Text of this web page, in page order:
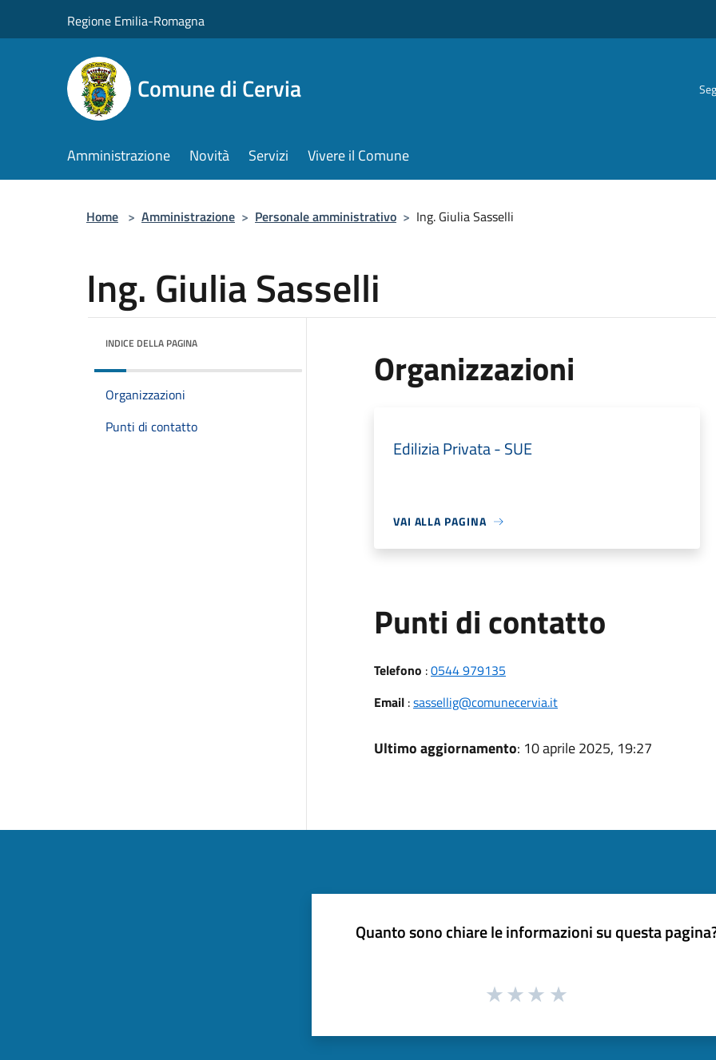
Regione Emilia-Romagna
Comune di Cervia
Amministrazione Novità Servizi Vivere il Comune
Home > Amministrazione > Personale amministrativo > Ing. Giulia Sasselli
Ing. Giulia Sasselli
INDICE DELLA PAGINA
Organizzazioni
Punti di contatto
Organizzazioni
Edilizia Privata - SUE
VAI ALLA PAGINA
Punti di contatto
Telefono :0544 979135
Email:sassellig@comunecervia.it
Ultimo aggiornamento: 10 aprile 2025, 19:27
Quanto sono chiare le informazioni su questa